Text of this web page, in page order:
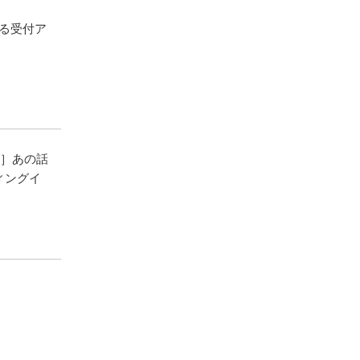
受付ア
あの話
ングイ